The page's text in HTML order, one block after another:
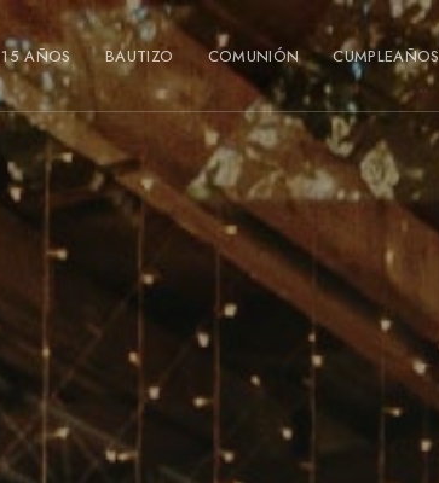
15 AÑOS BAUTIZO COMUNIÓN CUMPLEAÑOS